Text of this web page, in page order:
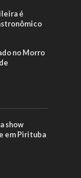
é
no Morro
show
em Pirituba